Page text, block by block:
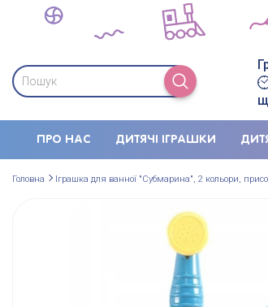
ПРО НАС ДИТЯЧІ ІГРАШКИ
Головна Іграшка для ванної "Субмарина", 2 кольори,